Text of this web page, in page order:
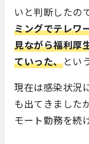
いと判断したので
ミングでテレワ
見ながら福利厚
ていった、とい
現在は感染状況
も出てきました
モート勤務を続